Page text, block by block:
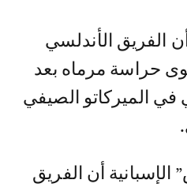
حراسة مرماه بعد
الميركاتو الصيفي
أن الفريق